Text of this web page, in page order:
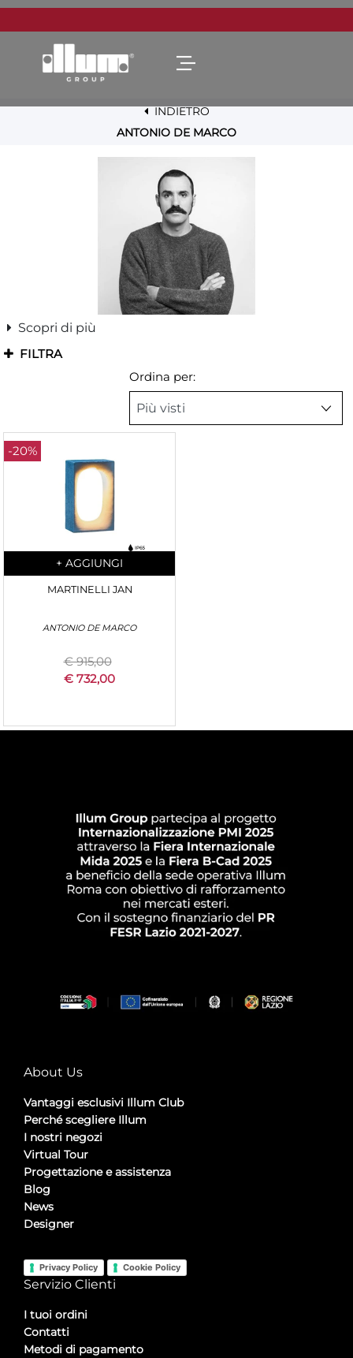
Open menu
INDIETRO
ANTONIO DE MARCO
Scopri di più
FILTRA
Ordina per:
-20%
Quantità
+ AGGIUNGI
MARTINELLI JAN
ANTONIO DE MARCO
€ 915,00
€ 732,00
About Us
Vantaggi esclusivi Illum Club
Perché scegliere Illum
I nostri negozi
Virtual Tour
Progettazione e assistenza
Blog
News
Designer
Privacy Policy Cookie Policy
Servizio Clienti
I tuoi ordini
Contatti
Metodi di pagamento